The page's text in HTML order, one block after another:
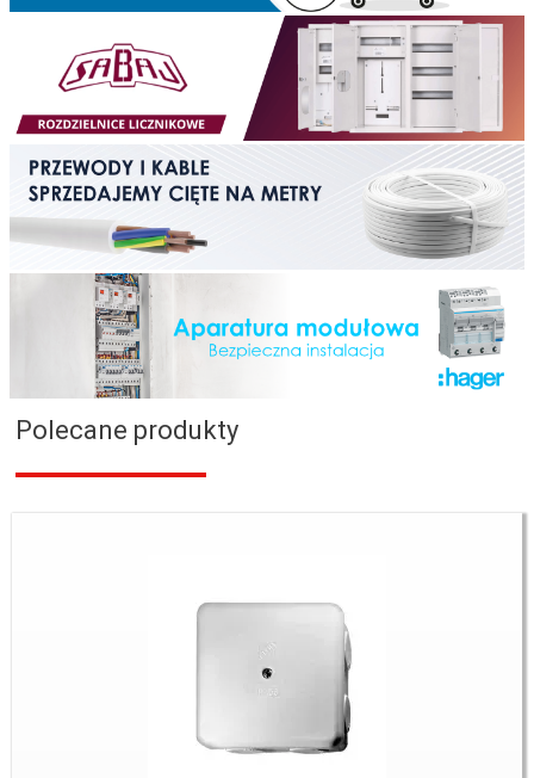
Polecane produkty